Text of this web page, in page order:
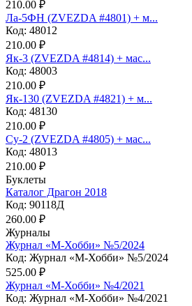
210.00 ₽
Ла-5ФН (ZVEZDA #4801) + м...
Код: 48012
210.00 ₽
Як-3 (ZVEZDA #4814) + мас...
Код: 48003
210.00 ₽
Як-130 (ZVEZDA #4821) + м...
Код: 48130
210.00 ₽
Су-2 (ZVEZDA #4805) + мас...
Код: 48013
210.00 ₽
Буклеты
Каталог Драгон 2018
Код: 90118Д
260.00 ₽
Журналы
Журнал «М-Хобби» №5/2024
Код: Журнал «М-Хобби» №5/2024
525.00 ₽
Журнал «М-Хобби» №4/2021
Код: Журнал «М-Хобби» №4/2021